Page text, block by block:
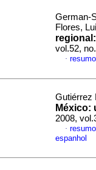
German-
Flores,
vol.52,
·
Gutiérrez
México:
2008,
·
espanhol